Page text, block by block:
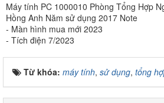
Máy tính PC 1000010 Phòng Tổng Hợp
Hồng Anh Năm sử dụng 2017 Note
- Màn hình mua mới 2023
- Tích điện 7/2023
Từ khóa: máy tính, sử dụng, tổng